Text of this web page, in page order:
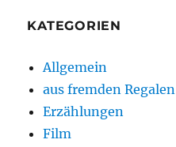
KATEGORIEN
Allgemein
aus fremden Regalen
Erzählungen
Film